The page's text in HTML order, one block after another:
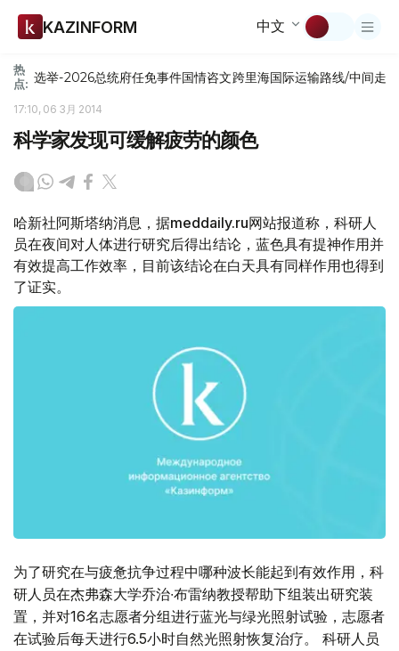
KAZINFORM 中文
热
点: 选举-2026总统府任免事件国情咨文跨里海国际运输路线/中间走廊
17:10, 06 3月 2014
科学家发现可缓解疲劳的颜色
哈新社阿斯塔纳消息，据meddaily.ru网站报道称，科研人
员在夜间对人体进行研究后得出结论，蓝色具有提神作用并
有效提高工作效率，目前该结论在白天具有同样作用也得到
了证实。
为了研究在与疲惫抗争过程中哪种波长能起到有效作用，科
研人员在杰弗森大学乔治∙布雷纳教授帮助下组装出研究装
置，并对16名志愿者分组进行蓝光与绿光照射试验，志愿者
在试验后每天进行6.5小时自然光照射恢复治疗。 科研人员